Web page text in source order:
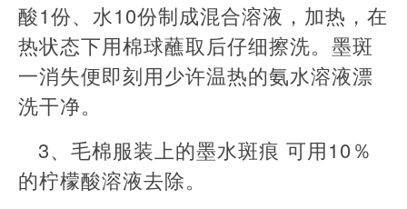
酸1份、水10份制成混合溶液，加热，在
热状态下用棉球蘸取后仔细擦洗。墨斑
一消失便即刻用少许温热的氨水溶液漂
洗干净。
3、毛棉服装上的墨水斑痕 可用10％
的柠檬酸溶液去除。